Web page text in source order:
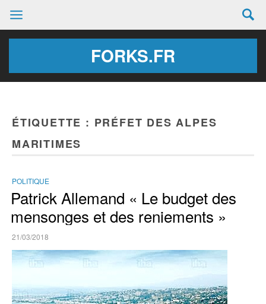
FORKS.FR
ÉTIQUETTE : PRÉFET DES ALPES
MARITIMES
POLITIQUE
Patrick Allemand « Le budget des
mensonges et des reniements »
21/03/2018